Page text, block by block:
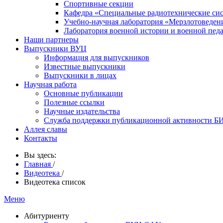
Спортивные секции
Кафедра «Специальные радиотехнические
Учебно-научная лаборатория
Лаборатория военной истории и военной
Наши партнеры
Выпускники ВУЦ
Информация для выпускников
Известные выпускники
Выпускники в лицах
Научная работа
Основные публикации
Полезные ссылки
Научные издательства
Служба поддержки публикационной активности
Аллея славы
Контакты
Вы здесь:
Главная /
Видеотека /
Видеотека список
Меню
Абитуриенту